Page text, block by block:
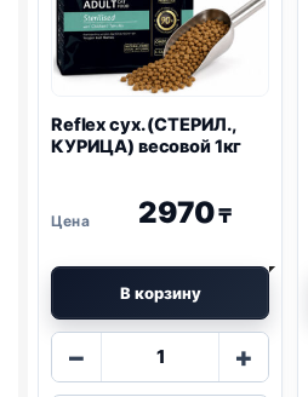
Reflex сух. (СТЕРИЛ.,
КУРИЦА) весовой 1кг
2970₸
В корзину
−
Количество
+